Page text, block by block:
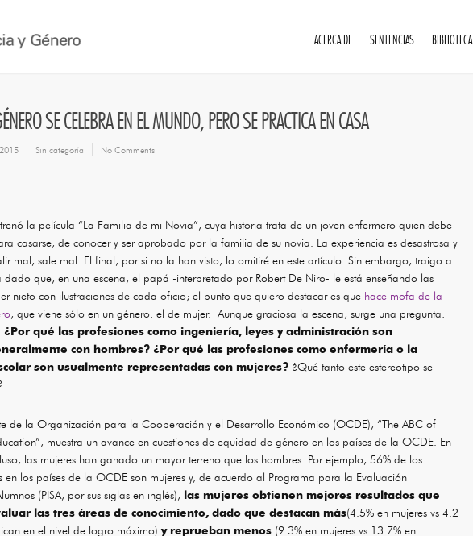
ACERCA DE SENTENCIAS BIBLIOTECA
SE CELEBRA EN EL MUNDO, PERO SE PRACTICA EN CASA
Sin categoría No Comments
la película “La Familia de mi Novia”, cuya historia trata de un joven enfermero quien debe
casarse, de conocer y ser aprobado por la familia de su novia. La experiencia es desastrosa y
mal, sale mal. El final, por si no la han visto, lo omitiré en este artículo. Sin embargo, traigo a
dado que, en una escena, el papá -interpretado por Robert De Niro- le está enseñando las
nieto con ilustraciones de cada oficio; el punto que quiero destacar es que hace mofa de la
, que viene sólo en un género: el de mujer. Aunque graciosa la escena, surge una pregunta:
¿Por qué las profesiones como ingeniería, leyes y administración son
con hombres? ¿Por qué las profesiones como enfermería o la
son usualmente representadas con mujeres? ¿Qué tanto este estereotipo se
de la Organización para la Cooperación y el Desarrollo Económico (OCDE), “The ABC of
muestra un avance en cuestiones de equidad de género en los países de la OCDE. En
las mujeres han ganado un mayor terreno que los hombres. Por ejemplo, 56% de los
en los países de la OCDE son mujeres y, de acuerdo al Programa para la Evaluación
(PISA, por sus siglas en inglés), las mujeres obtienen mejores resultados que
las tres áreas de conocimiento, dado que destacan más(4.5% en mujeres vs 4.2
en el nivel de logro máximo)y reprueban menos (9.3% en mujeres vs 13.7% en